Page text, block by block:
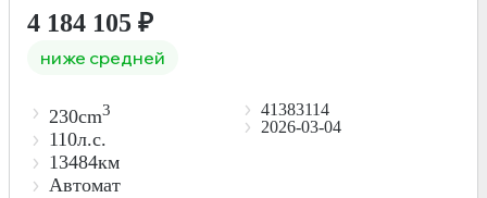
4 184 105 ₽
ниже средней
230cm3
110л.с.
13484км
Автомат
41383114
2026-03-04